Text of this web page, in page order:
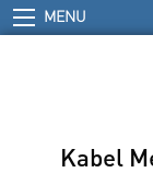
MENU
Kabel